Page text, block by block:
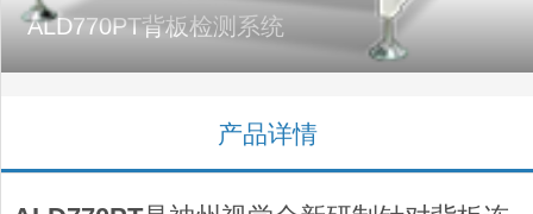
ALD770PT背板检测系统
产品详情